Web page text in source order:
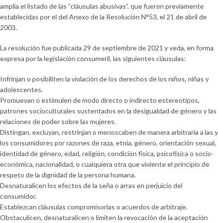
amplía el listado de las “cláusulas abusivas”, que fueron previamente
establecidas por el del Anexo de la Resolución N°53, el 21 de abril de
2003.
La resolución fue publicada 29 de septiembre de 2021 y veda, en forma
expresa por la legislación consumeril, las siguientes cláusulas:
Infrinjan o posibiliten la violación de los derechos de los niños, niñas y
adolescentes.
Promuevan o estimulen de modo directo o indirecto estereotipos,
patrones socioculturales sustentados en la desigualdad de género y las
relaciones de poder sobre las mujeres.
Distingan, excluyan, restrinjan o menoscaben de manera arbitraria a las y
los consumidores por razones de raza, etnia, género, orientación sexual,
identidad de género, edad, religión, condición física, psicofísica o socio-
económica, nacionalidad, o cualquiera otra que violente el principio de
respeto de la dignidad de la persona humana.
Desnaturalicen los efectos de la seña o arras en perjuicio del
consumidor.
Establezcan cláusulas compromisorias o acuerdos de arbitraje.
Obstaculicen, desnaturalicen o limiten la revocación de la aceptación